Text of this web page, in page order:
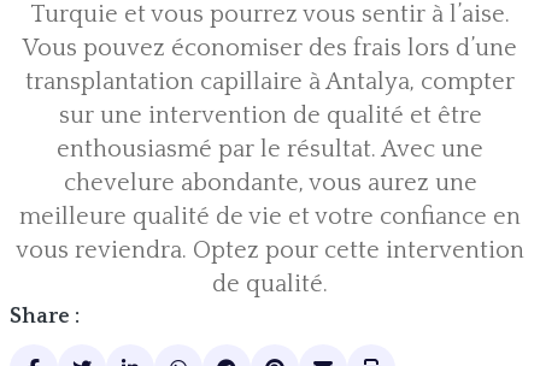
Turquie et vous pourrez vous sentir à l’aise.
Vous pouvez économiser des frais lors d’une
transplantation capillaire à Antalya, compter
sur une intervention de qualité et être
enthousiasmé par le résultat. Avec une
chevelure abondante, vous aurez une
meilleure qualité de vie et votre confiance en
vous reviendra. Optez pour cette intervention
de qualité.
Share :